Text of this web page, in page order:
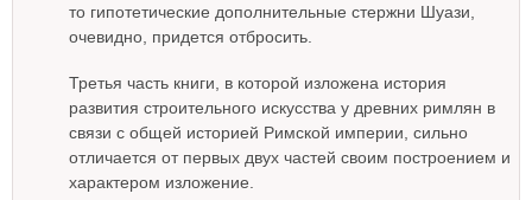
то гипотетические дополнительные стержни Шуази,
очевидно, придется отбросить.
Третья часть книги, в которой изложена история
развития строительного искусства у древних римлян в
связи с общей историей Римской империи, сильно
отличается от первых двух частей своим построением и
характером изложение.